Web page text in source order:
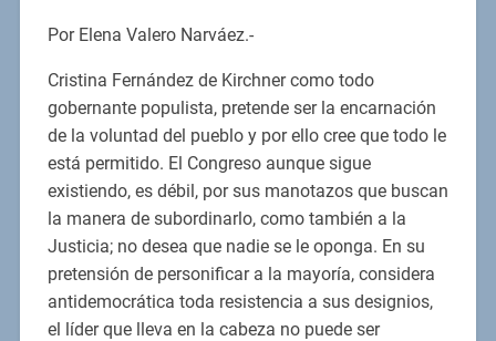
Por Elena Valero Narváez.-
Cristina Fernández de Kirchner como todo
gobernante populista, pretende ser la encarnación
de la voluntad del pueblo y por ello cree que todo le
está permitido. El Congreso aunque sigue
existiendo, es débil, por sus manotazos que buscan
la manera de subordinarlo, como también a la
Justicia; no desea que nadie se le oponga. En su
pretensión de personificar a la mayoría, considera
antidemocrática toda resistencia a sus designios,
el líder que lleva en la cabeza no puede ser